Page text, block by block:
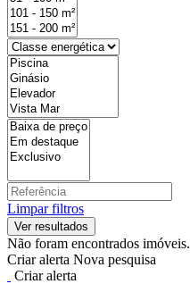
Limpar filtros
Não foram encontrados imóveis.
Criar alerta Nova pesquisa
Criar alerta